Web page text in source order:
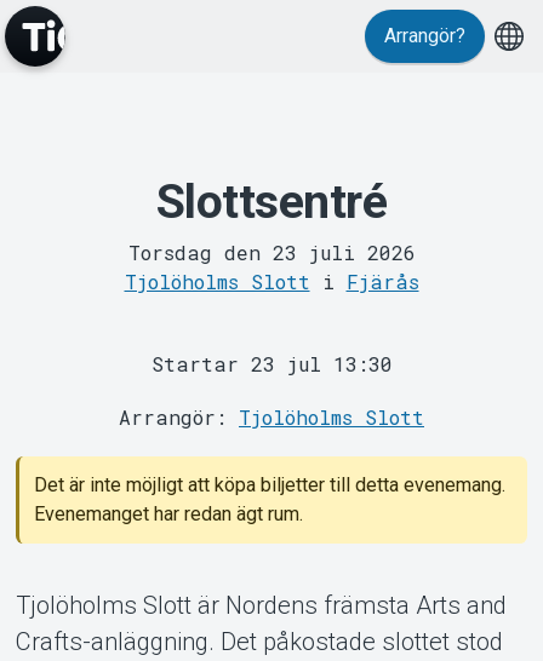
MyTickster
Support
Arrangör?
Slottsentré
Torsdag den 23 juli 2026
Tjolöholms Slott i Fjärås
Startar 23 jul 13:30
Arrangör: Tjolöholms Slott
Det är inte möjligt att köpa biljetter till detta evenemang.
Evenemanget har redan ägt rum.
Tjolöholms Slott är Nordens främsta Arts and
Crafts-anläggning. Det påkostade slottet stod